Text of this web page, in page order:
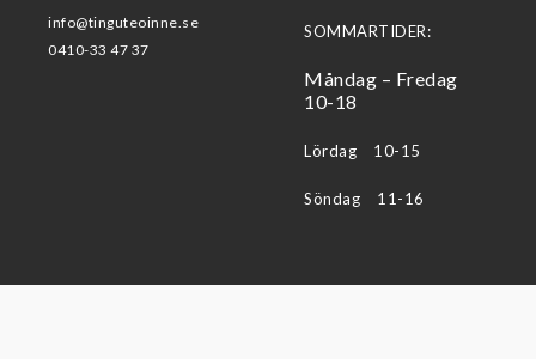
info@tinguteoinne.se
0410-33 47 37
SOMMARTIDER:
Måndag – Fredag
10-18
Lördag 10-15
Söndag 11-16